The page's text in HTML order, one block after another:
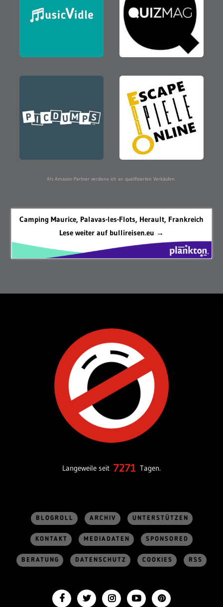
Als Amazon-Partner verdiene ich an qualifizierten Verkäufen.
Camping Maurice, Palavas-les-Flots, Herault, Frankreich
Lese weiter auf bullireisen.eu →
Langeweile seit 7271 Tagen.
BLOGROLL ARCHIV UNTERSTÜTZEN
KONTAKT MEDIADATEN SPONSORED
BERATUNG DATENSCHUTZ COOKIES RSS